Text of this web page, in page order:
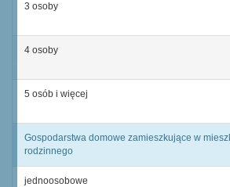
3 osoby
4 osoby
5 osób i więcej
Gospodarstwa domowe zamieszkujące w
rodzinnego
jednoosobowe